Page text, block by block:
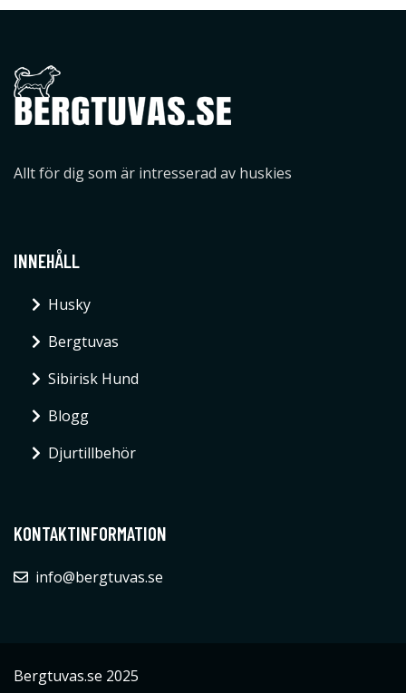
Allt för dig som är intresserad av huskies
INNEHÅLL
Husky
Bergtuvas
Sibirisk Hund
Blogg
Djurtillbehör
KONTAKTINFORMATION
info@bergtuvas.se
Bergtuvas.se 2025